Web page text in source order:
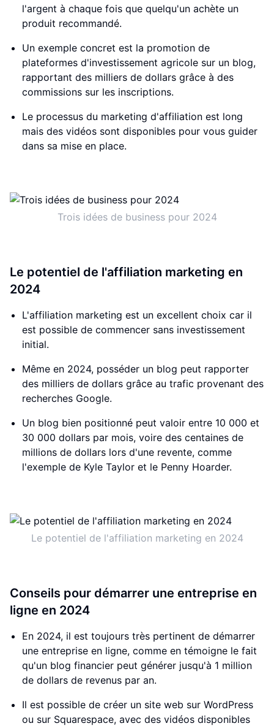
l'argent à chaque fois que quelqu'un achète un
produit recommandé.
Un exemple concret est la promotion de
plateformes d'investissement agricole sur un blog,
rapportant des milliers de dollars grâce à des
commissions sur les inscriptions.
Le processus du marketing d'affiliation est long
mais des vidéos sont disponibles pour vous guider
dans sa mise en place.
Trois idées de business pour 2024
Le potentiel de l'affiliation marketing en
2024
L'affiliation marketing est un excellent choix car il
est possible de commencer sans investissement
initial.
Même en 2024, posséder un blog peut rapporter
des milliers de dollars grâce au trafic provenant des
recherches Google.
Un blog bien positionné peut valoir entre 10 000 et
30 000 dollars par mois, voire des centaines de
millions de dollars lors d'une revente, comme
l'exemple de Kyle Taylor et le Penny Hoarder.
Le potentiel de l'affiliation marketing en 2024
Conseils pour démarrer une entreprise en
ligne en 2024
En 2024, il est toujours très pertinent de démarrer
une entreprise en ligne, comme en témoigne le fait
qu'un blog financier peut générer jusqu'à 1 million
de dollars de revenus par an.
Il est possible de créer un site web sur WordPress
ou sur Squarespace, avec des vidéos disponibles